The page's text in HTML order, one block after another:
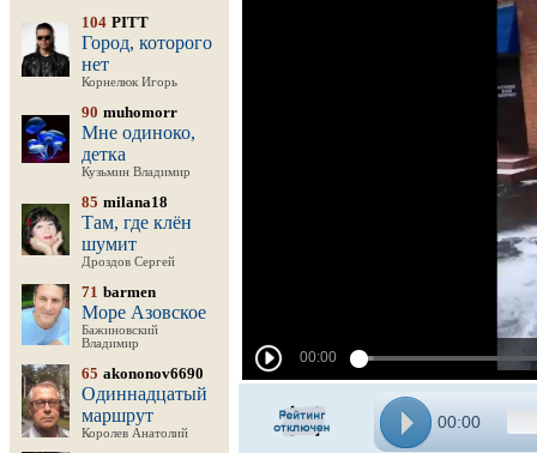
104 PITT
Город, которого
нет
Корнелюк Игорь
90 muhomorr
Мне одиноко,
детка
Кузьмин Владимир
85 milana18
Там, где клён
шумит
Дроздов Сергей
71 barmen
Море Азовское
Бажиновский
Владимир
65 akononov6690
Одиннадцатый
маршрут
Королев Анатолий
00:00